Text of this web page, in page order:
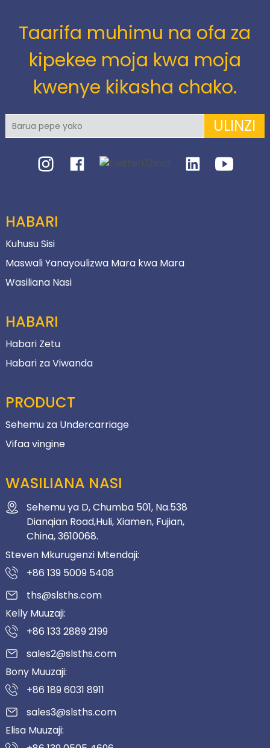
Taarifa muhimu na ofa za
kipekee moja kwa moja
kwenye kikasha chako.
ULINZI
HABARI
Kuhusu Sisi
Maswali Yanayoulizwa Mara kwa Mara
Wasiliana Nasi
HABARI
Habari Zetu
Habari za Viwanda
PRODUCT
Sehemu za Undercarriage
Vifaa vingine
WASILIANA NASI
Sehemu ya D, Chumba 501, Na.538
Dianqian Road,Huli, Xiamen, Fujian,
China, 3610068.
Steven Mkurugenzi Mtendaji:
+86 139 5009 5408
ths@slsths.com
Kelly Muuzaji:
+86 133 2889 2199
sales2@slsths.com
Bony Muuzaji:
+86 189 6031 8911
sales3@slsths.com
Elisa Muuzaji: